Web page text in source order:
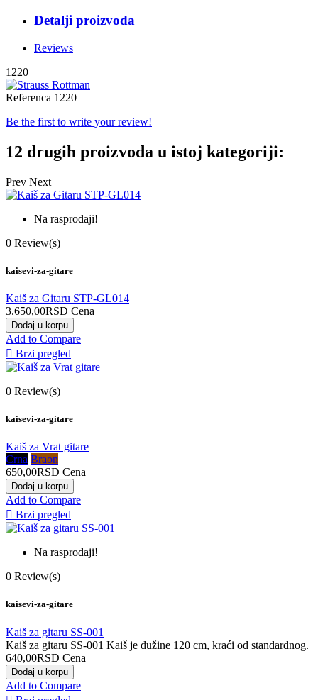
Detalji proizvoda
Reviews
1220
Referenca 1220
Be the first to write your review!
12 drugih proizvoda u istoj kategoriji:
Prev Next
Na rasprodaji!
0 Review(s)
kaisevi-za-gitare
Kaiš za Gitaru STP-GL014
3.650,00RSD Cena
Dodaj u korpu
Add to Compare
 Brzi pregled
0 Review(s)
kaisevi-za-gitare
Kaiš za Vrat gitare
Crna Braon
650,00RSD Cena
Dodaj u korpu
Add to Compare
 Brzi pregled
Na rasprodaji!
0 Review(s)
kaisevi-za-gitare
Kaiš za gitaru SS-001
Kaiš za gitaru SS-001 Kaiš je dužine 120 cm, kraći od standardnog.
640,00RSD Cena
Dodaj u korpu
Add to Compare